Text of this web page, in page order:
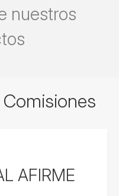
nuestros
AFIRME